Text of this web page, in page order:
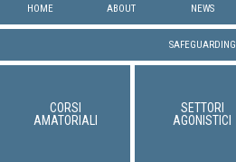
HOME ABOUT NEWS
SAFEGUARDING
CORSI
AMATORIALI
SETTORI
AGONISTICI